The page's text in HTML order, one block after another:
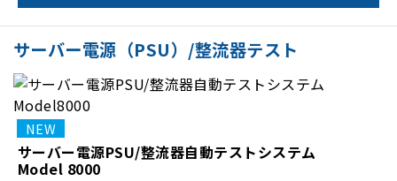
サーバー電源（PSU）/整流器テスト
サーバー電源PSU/整流器自動テストシステム
Model 8000